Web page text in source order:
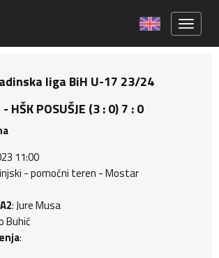
liga BiH U-17 23/24
- HŠK POSUŠJE (3 : 0) 7 : 0
11:00
- pomoćni teren - Mostar
A2: Jure Musa
Buhić
: